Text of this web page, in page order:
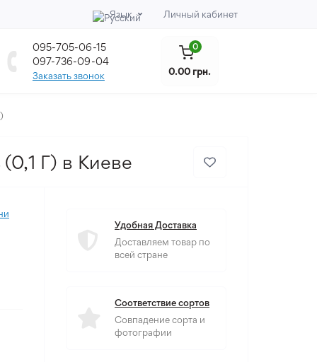
Язык Личный кабинет
095-705-06-15
097-736-09-04
Заказать звонок
0
0.00 грн.
Г) в Киеве
Удобная Доставка
Доставляем товар по
всей стране
Соответствие сортов
Совпадение сорта и
фотографии